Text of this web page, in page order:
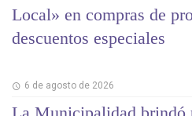
Local» en compras de
descuentos especiales
6 de agosto de 2026